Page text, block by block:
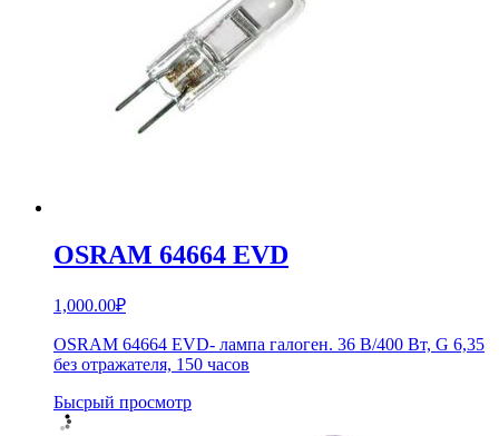
OSRAM 64664 EVD
1,000.00₽
OSRAM 64664 EVD- лампа галоген. 36 В/400 Вт, G 6,35
без отражателя, 150 часов
Бысрый просмотр